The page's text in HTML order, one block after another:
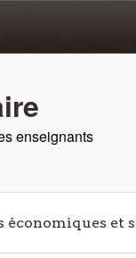
enseignants
économiques et